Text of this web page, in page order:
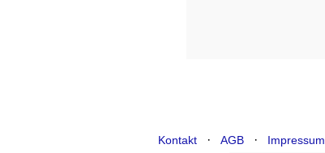
Kontakt· AGB· Impressum